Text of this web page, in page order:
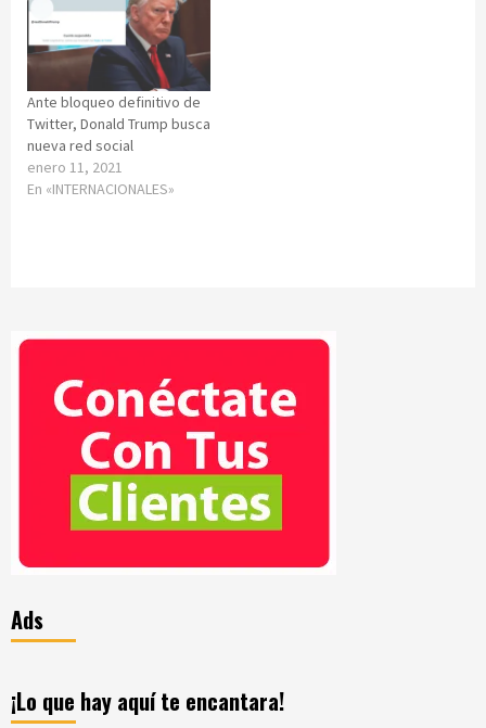
Ante bloqueo definitivo de
Twitter, Donald Trump busca
nueva red social
enero 11, 2021
En «INTERNACIONALES»
Ads
¡Lo que hay aquí te encantara!